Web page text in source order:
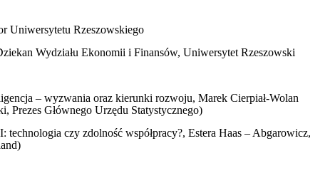
Uniwersytetu Rzeszowskiego
Wydziału Ekonomii i Finansów, Uniwersytet Rzeszowski
– wyzwania oraz kierunki rozwoju, Marek Cierpiał-Wolan
Prezes Głównego Urzędu Statystycznego)
technologia czy zdolność współpracy?, Estera Haas – Abgarowicz,